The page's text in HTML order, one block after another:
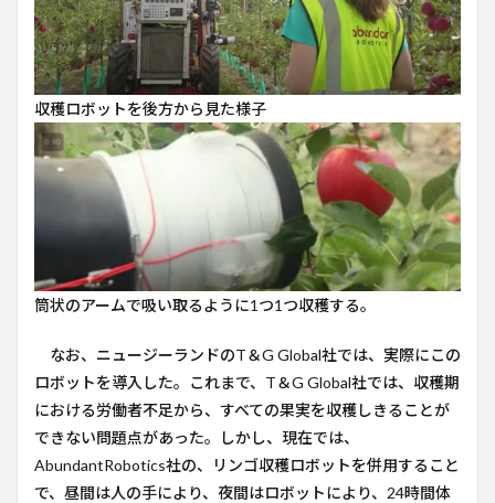
収穫ロボットを後方から見た様子
筒状のアームで吸い取るように1つ1つ収穫する。
なお、ニュージーランドのT＆G Global社では、実際にこの
ロボットを導入した。これまで、T＆G Global社では、収穫期
における労働者不足から、すべての果実を収穫しきることが
できない問題点があった。しかし、現在では、
AbundantRobotics社の、リンゴ収穫ロボットを併用すること
で、昼間は人の手により、夜間はロボットにより、24時間体